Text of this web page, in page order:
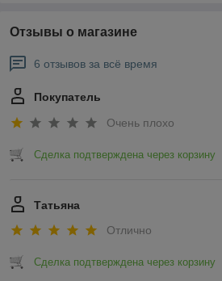
Отзывы о магазине
6 отзывов за всё время
Покупатель
Очень плохо
Сделка подтверждена через корзину
Татьяна
Отлично
Сделка подтверждена через корзину